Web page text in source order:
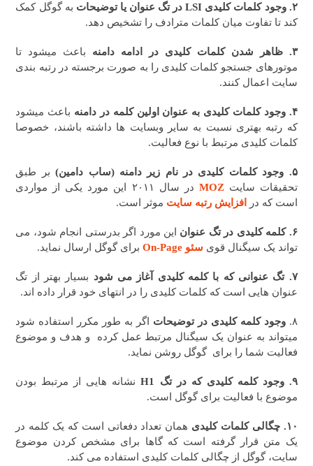
۲. وجود کلمات کلیدی LSI در تگ عنوان یا توضیحات
به گوگل کمک
کند تا تفاوت میان کلمات مترادف را تشخیص دهد.
۳. ظاهر شدن کلمات کلیدی در ادامه دامنه
باعث میشود تا
موتورهای جستجو کلمات کلیدی را به صورت برجسته در رتبه بندی
سایت اعمال کنند.
۴. وجود کلمات کلیدی به عنوان اولین کلمه در دامنه
باعث میشود
که رتبه بهتری نسبت به سایر وبسایت ها داشته باشند، خصوصا
کلمات کلیدی مرتبط با نوع فعالیت.
۵. وجود کلمات کلیدی در نام زیر دامنه (ساب دامین)
بر طبق
تحقیقات سایتMOZ
در سال ۲۰۱۱ این مورد یکی از مواردی
است که در
افزایش رتبه سایت موثر است.
۶. کلمه کلیدی در تگ عنوان
این مورد اگر بدرستی انجام شود، می
تواند یک سیگنال قوی سئو On-Page برای گوگل ارسال نماید.
۷. تگ عنوانی که با کلمه کلیدی آغاز می شود
بسیار بهتر از تگ
عنوان هایی است که کلمات کلیدی را در انتهای خود قرار داده اند.
۸. وجود کلمه کلیدی در توضیحات اگر به طور مکرر استفاده شود
میتواند به عنوان یک سیگنال مرتبط عمل کرده و هدف و موضوع
فعالیت شما را برای گوگل روشن نماید.
۹. وجود کلمه کلیدی که در تگ H1
نشانه هایی از مرتبط بودن
موضوع با فعالیت برای گوگل است.
۱۰. چگالی کلمات کلیدی
همان تعداد دفعاتی است که یک کلمه در
یک متن قرار گرفته است که گاها برای مشخص کردن موضوع
سایت، گوگل از چگالی کلمات کلیدی استفاده می کند.